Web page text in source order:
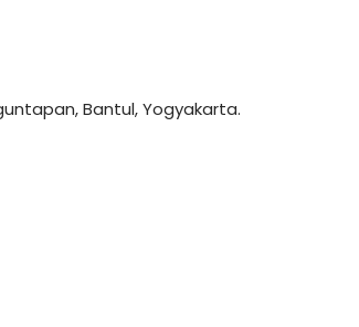
Bantul, Yogyakarta.